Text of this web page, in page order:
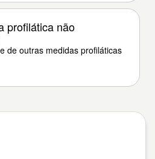
profilática não
de outras medidas profiláticas